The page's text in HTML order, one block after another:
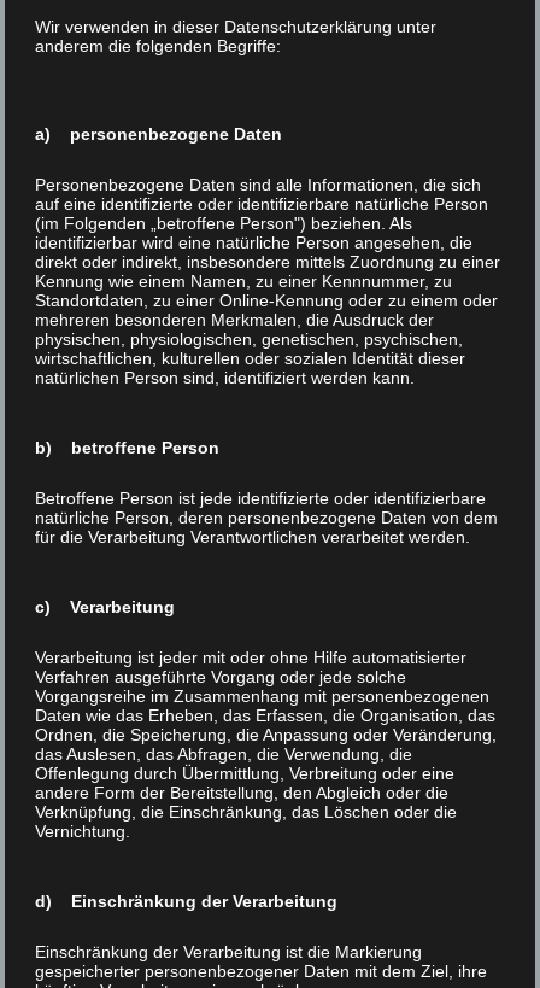
Renaissance Brown Mix
30 x 30 cm / 9,8 x 9,8 cm / 7 mm
Renaissance Grey Mix
Wir verwenden in dieser Datenschutzerklärung unter
anderem die folgenden Begriffe:
a) personenbezogene Daten
Personenbezogene Daten sind alle Informationen, die sich
auf eine identifizierte oder identifizierbare natürliche Person
(im Folgenden „betroffene Person") beziehen. Als
identifizierbar wird eine natürliche Person angesehen, die
direkt oder indirekt, insbesondere mittels Zuordnung zu einer
Kennung wie einem Namen, zu einer Kennnummer, zu
Standortdaten, zu einer Online-Kennung oder zu einem oder
mehreren besonderen Merkmalen, die Ausdruck der
physischen, physiologischen, genetischen, psychischen,
wirtschaftlichen, kulturellen oder sozialen Identität dieser
natürlichen Person sind, identifiziert werden kann.
b) betroffene Person
Betroffene Person ist jede identifizierte oder identifizierbare
natürliche Person, deren personenbezogene Daten von dem
für die Verarbeitung Verantwortlichen verarbeitet werden.
c) Verarbeitung
Verarbeitung ist jeder mit oder ohne Hilfe automatisierter
Verfahren ausgeführte Vorgang oder jede solche
Vorgangsreihe im Zusammenhang mit personenbezogenen
Daten wie das Erheben, das Erfassen, die Organisation, das
Ordnen, die Speicherung, die Anpassung oder Veränderung,
das Auslesen, das Abfragen, die Verwendung, die
Offenlegung durch Übermittlung, Verbreitung oder eine
andere Form der Bereitstellung, den Abgleich oder die
Verknüpfung, die Einschränkung, das Löschen oder die
Vernichtung.
d) Einschränkung der Verarbeitung
Einschränkung der Verarbeitung ist die Markierung
gespeicherter personenbezogener Daten mit dem Ziel, ihre